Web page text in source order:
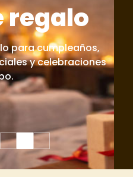
regalo
para cumpleaños,
y celebraciones